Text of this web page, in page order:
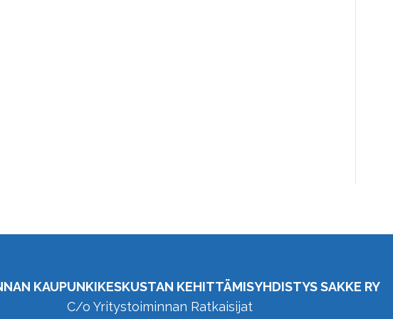
KAUPUNKIKESKUSTAN KEHITTÄMISYHDISTYS SAKKE RY
C/o Yritystoiminnan Ratkaisijat